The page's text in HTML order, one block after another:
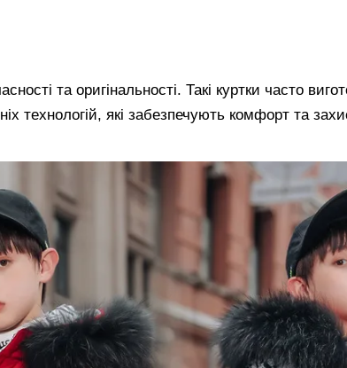
та оригінальності. Такі куртки часто
технологій, які забезпечують комфорт та